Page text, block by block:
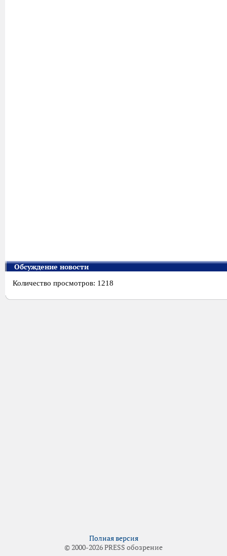
Обсуждение новости
Количество просмотров: 1218
Полная версия
© 2000-2026 PRESS обозрение